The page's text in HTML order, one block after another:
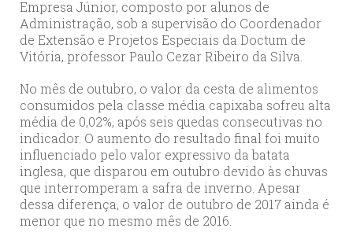
Empresa Júnior, composto por alunos de
Administração, sob a supervisão do Coordenador
de Extensão e Projetos Especiais da Doctum de
Vitória, professor Paulo Cezar Ribeiro da Silva.
No mês de outubro, o valor da cesta de alimentos
consumidos pela classe média capixaba sofreu alta
média de 0,02%, após seis quedas consecutivas no
indicador. O aumento do resultado final foi muito
influenciado pelo valor expressivo da batata
inglesa, que disparou em outubro devido às chuvas
que interromperam a safra de inverno. Apesar
dessa diferença, o valor de outubro de 2017 ainda é
menor que no mesmo mês de 2016.